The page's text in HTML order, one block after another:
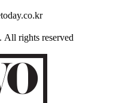
. All rights reserved